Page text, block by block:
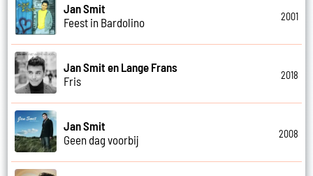
Jan Smit
Feest in Bardolino
2001
Jan Smit en Lange Frans
Fris
2018
Jan Smit
Geen dag voorbij
2008